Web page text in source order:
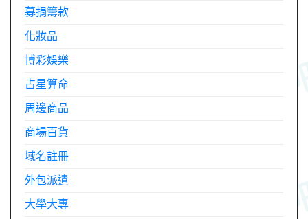
募捐籌款
化妝品
博彩娛樂
占星算命
周邊商品
商場百貨
域名註冊
外包派遣
大學大專